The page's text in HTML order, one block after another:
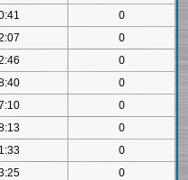
0
0
0
0
0
0
0
0